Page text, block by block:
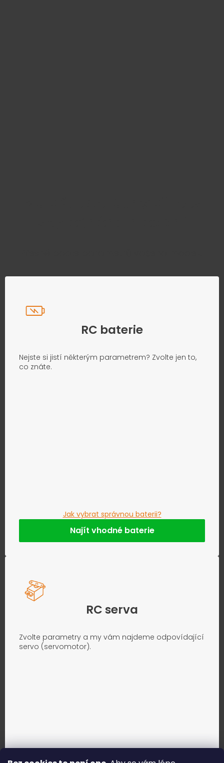
RC baterie
Nejste si jistí některým parametrem? Zvolte jen to,
co znáte.
Jak vybrat správnou baterii?
Najít vhodné baterie
RC serva
Zvolte parametry a my vám najdeme odpovídající
servo (servomotor).